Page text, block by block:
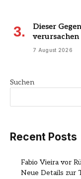
Dieser
verursachen
7 August 2026
Suchen
Recent Posts
Fabio Vieira vor
Neue Details zur